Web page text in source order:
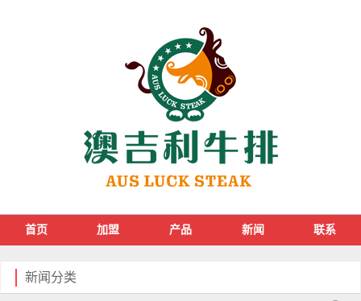
首页 加盟 产品 新闻 联系
新闻分类